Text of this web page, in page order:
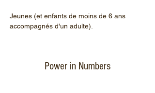
Jeunes (et enfants de moins de 6 ans
accompagnés d'un adulte).
Power in Numbers